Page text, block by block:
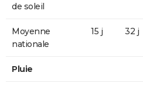
de soleil
Moyenne
nationale
15 j 32 j
Pluie